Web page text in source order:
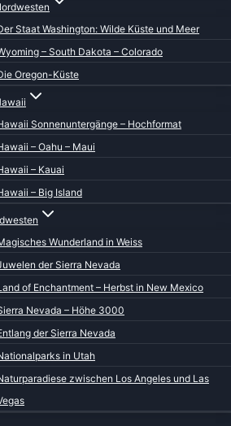
Staat Washington: Wilde Küste und Meer
– South Dakota – Colorado
Oregon-Küste
Sonnenuntergänge – Hochformat
– Oahu – Maui
– Kauai
– Big Island
Wunderland in Weiss
der Sierra Nevada
of Enchantment – Herbst in New Mexico
Nevada – Höhe 3000
der Sierra Nevada
in Utah
zwischen Los Angeles und Las